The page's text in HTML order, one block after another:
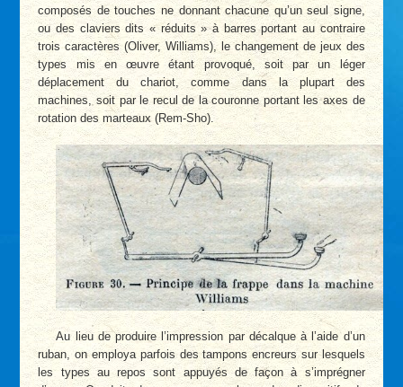
composés de touches ne donnant chacune qu’un seul signe,
ou des claviers dits « réduits » à barres portant au contraire
trois caractères (Oliver, Williams), le changement de jeux des
types mis en œuvre étant provoqué, soit par un léger
déplacement du chariot, comme dans la plupart des
machines, soit par le recul de la couronne portant les axes de
rotation des marteaux (Rem-Sho).
Au lieu de produire l’impression par décalque à l’aide d’un
ruban, on employa parfois des tampons encreurs sur lesquels
les types au repos sont appuyés de façon à s’imprégner